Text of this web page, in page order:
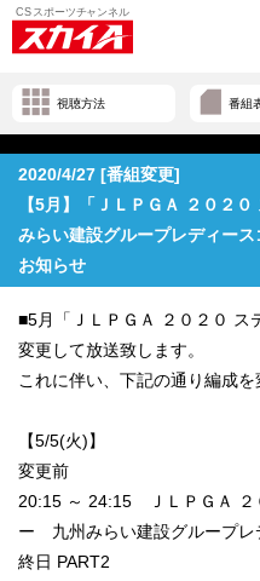
視聴方法 番組
2020/4/27 [番組変更]
【5月】「ＪＬＰＧＡ ２０２
みらい建設グループレディー
お知らせ
■5月「ＪＬＰＧＡ ２０２０ ス
変更して放送致します。
これに伴い、下記の通り編成を
【5/5(火)】
変更前
20:15 ～ 24:15 ＪＬＰＧＡ ２
ー 九州みらい建設グループ
終日 PART2